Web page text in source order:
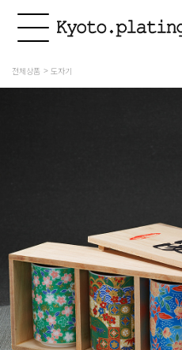
전체상품 도자기